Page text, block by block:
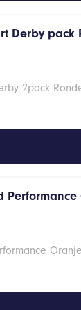
Derby pack
2pack